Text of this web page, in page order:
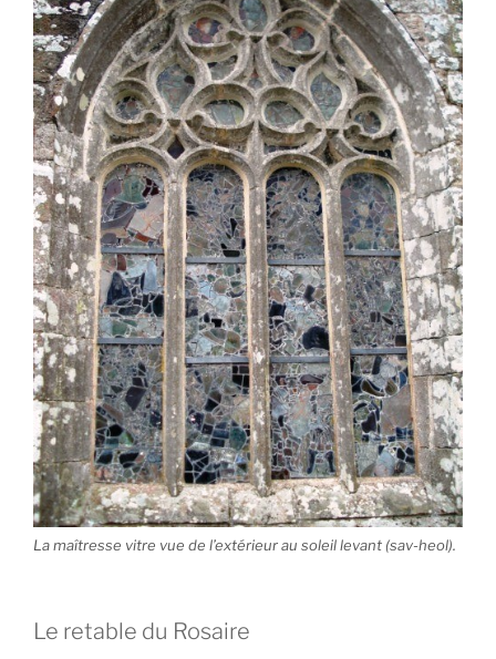
La maîtresse vitre vue de l’extérieur au soleil levant (sav-heol).
Le retable du Rosaire